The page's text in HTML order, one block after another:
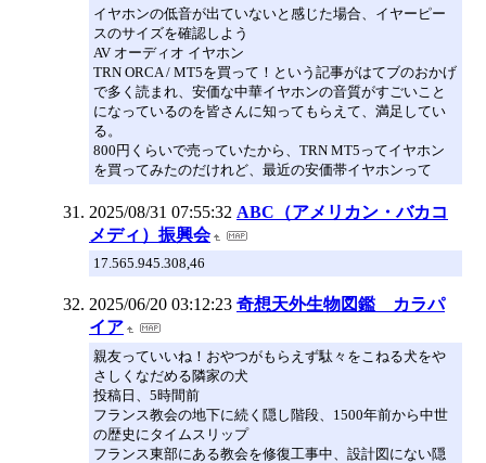
イヤホンの低音が出ていないと感じた場合、イヤーピー
スのサイズを確認しよう
AV オーディオ イヤホン
TRN ORCA / MT5を買って！という記事がはてブのおかげ
で多く読まれ、安価な中華イヤホンの音質がすごいこと
になっているのを皆さんに知ってもらえて、満足してい
る。
800円くらいで売っていたから、TRN MT5ってイヤホン
を買ってみたのだけれど、最近の安価帯イヤホンって
2025/08/31 07:55:32 ABC（アメリカン・バカコ
メディ）振興会
17.565.945.308,46
2025/06/20 03:12:23 奇想天外生物図鑑 カラパ
イア
親友っていいね！おやつがもらえず駄々をこねる犬をや
さしくなだめる隣家の犬
投稿日、5時間前
フランス教会の地下に続く隠し階段、1500年前から中世
の歴史にタイムスリップ
フランス東部にある教会を修復工事中、設計図にない隠